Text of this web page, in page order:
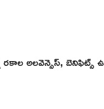
రకాల అలవెన్సెస్,